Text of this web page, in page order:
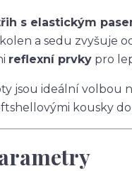
s elastickým
a sedu zvyšuje
reflexní prvky pro
jsou ideální volbou
kousky